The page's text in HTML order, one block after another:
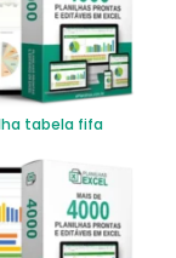
tabela fifa